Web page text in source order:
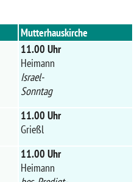
Mutterhauskirche
11.00 Uhr
Heimann
Israel-
Sonntag
11.00 Uhr
Grießl
11.00 Uhr
Heimann